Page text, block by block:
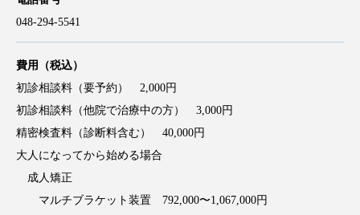
048-294-5541
費用（税込）
初診相談料（要予約） 2,000円
初診相談料（他院で治療中の方） 3,000円
精密検査料（診断料含む） 40,000円
大人になってから始める場合
成人矯正
マルチブラケット装置 792,000〜1,067,000円